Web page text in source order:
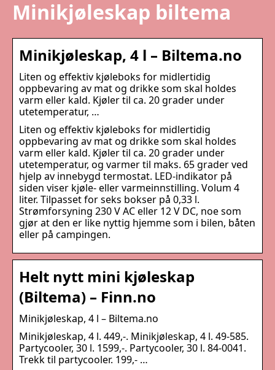
Minikjøleskap biltema
Minikjøleskap, 4 l – Biltema.no
Liten og effektiv kjøleboks for midlertidig
oppbevaring av mat og drikke som skal holdes
varm eller kald. Kjøler til ca. 20 grader under
utetemperatur, …
Liten og effektiv kjøleboks for midlertidig
oppbevaring av mat og drikke som skal holdes
varm eller kald. Kjøler til ca. 20 grader under
utetemperatur, og varmer til maks. 65 grader ved
hjelp av innebygd termostat. LED-indikator på
siden viser kjøle- eller varmeinnstilling. Volum 4
liter. Tilpasset for seks bokser på 0,33 l.
Strømforsyning 230 V AC eller 12 V DC, noe som
gjør at den er like nyttig hjemme som i bilen, båten
eller på campingen.
Helt nytt mini kjøleskap
(Biltema) – Finn.no
Minikjøleskap, 4 l – Biltema.no
Minikjøleskap, 4 l. 449,-. Minikjøleskap, 4 l. 49-585.
Partycooler, 30 l. 1599,-. Partycooler, 30 l. 84-0041.
Trekk til partycooler. 199,- …